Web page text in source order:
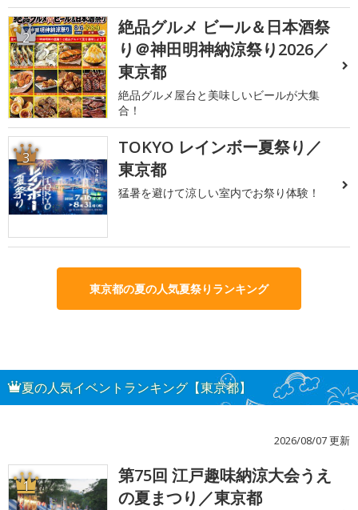
2
絶品グルメ ビール＆日本酒祭
り＠神田明神納涼祭り2026／
東京都
絶品グルメ屋台と美味しいビールが大集
合！
3
TOKYO レインボー夏祭り／
東京都
猛暑を避けて涼しい室内でお祭り体験！
東京都の夏の人気夏祭りランキング
夏の人気イベントランキング【東京都】
2026/08/07 更新
1
第75回 江戸趣味納涼大会うえ
の夏まつり／東京都